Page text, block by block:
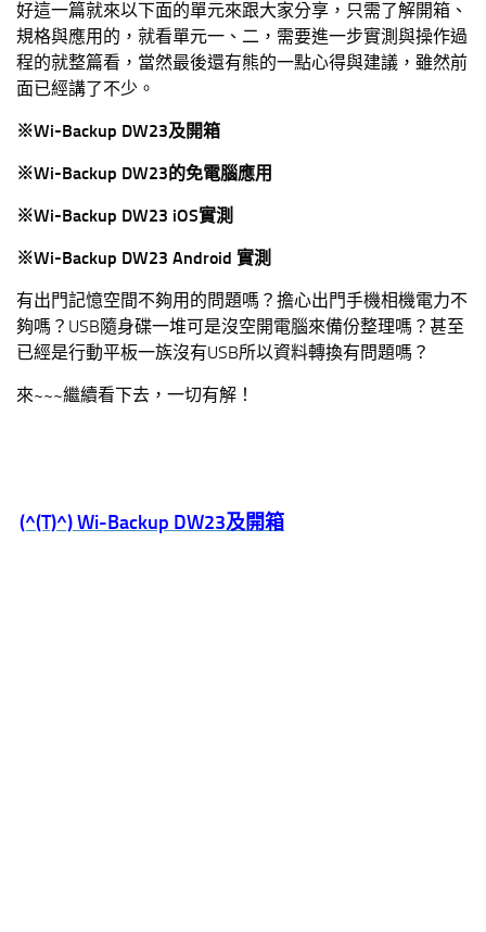
好這一篇就來以下面的單元來跟大家分享，只需了解開箱、
規格與應用的，就看單元一、二，需要進一步實測與操作過
程的就整篇看，當然最後還有熊的一點心得與建議，雖然前
面已經講了不少。
※Wi-Backup DW23及開箱
※Wi-Backup DW23的免電腦應用
※Wi-Backup DW23 iOS實測
※Wi-Backup DW23 Android 實測
有出門記憶空間不夠用的問題嗎？擔心出門手機相機電力不
夠嗎？USB隨身碟一堆可是沒空開電腦來備份整理嗎？甚至
已經是行動平板一族沒有USB所以資料轉換有問題嗎？
來~~~繼續看下去，一切有解！
(^(T)^) Wi-Backup DW23及開箱